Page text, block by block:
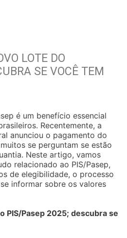
LOTE DO
SE VOCÊ TEM
é um benefício essencial
Recentemente, a
anunciou o pagamento do
se perguntam se estão
Neste artigo, vamos
relacionado ao PIS/Pasep,
de elegibilidade, o processo
informar sobre os valores
PIS/Pasep 2025; descubra se